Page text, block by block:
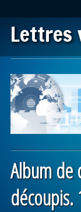
Lettres
Main menu
Album de
découpis.